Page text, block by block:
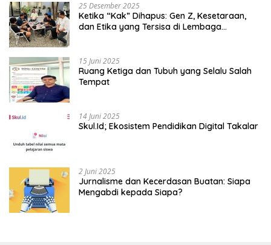
25 Desember 2025
Ketika “Kak” Dihapus: Gen Z, Kesetaraan,
dan Etika yang Tersisa di Lembaga
15 Juni 2025
Ruang Ketiga dan Tubuh yang Selalu Salah
Tempat
14 Juni 2025
Skul.Id; Ekosistem Pendidikan Digital Takalar
2 Juni 2025
Jurnalisme dan Kecerdasan Buatan: Siapa
Mengabdi kepada Siapa?